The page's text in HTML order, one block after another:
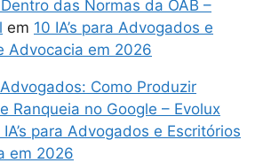
das Normas da OAB –
em 10 IA’s para Advogados e
Advocacia em 2026
Como Produzir
Ranqueia no Google – Evolux
IA’s para Advogados e Escritórios
em 2026